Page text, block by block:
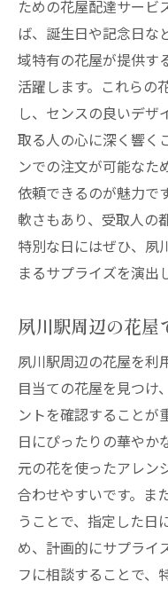
ための花屋配達サービ
ば、誕生日や記念日な
域特有の花屋が提供す
活躍します。これらの
し、センスの良いデザ
取る人の心に深く響く
ンでの注文が可能なた
依頼できるのが魅力で
軟さもあり、受取人の
特別な日にはぜひ、夙
まるサプライズを演出
夙川駅周辺の花屋
夙川駅周辺の花屋を利
目当ての花屋を見つけ
ントを確認することが
日にぴったりの華やか
元の花を使ったアレン
合わせやすいです。ま
うことで、指定した日
め、計画的にサプライ
フに相談することで、